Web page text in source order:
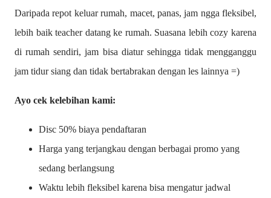
Daripada repot keluar rumah, macet, panas, jam ngga fleksibel,
lebih baik teacher datang ke rumah. Suasana lebih cozy karena
di rumah sendiri, jam bisa diatur sehingga tidak mengganggu
jam tidur siang dan tidak bertabrakan dengan les lainnya =)
Ayo cek kelebihan kami:
Disc 50% biaya pendaftaran
Harga yang terjangkau dengan berbagai promo yang
sedang berlangsung
Waktu lebih fleksibel karena bisa mengatur jadwal